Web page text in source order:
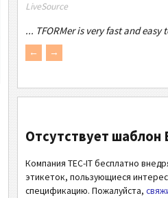
LiveSource
... TFORMer is very fast and easy
← →
Отсутствует шаблон
Компания TEC-IT бесплатно
этикеток, пользующиеся
спецификацию. Пожалуйста,